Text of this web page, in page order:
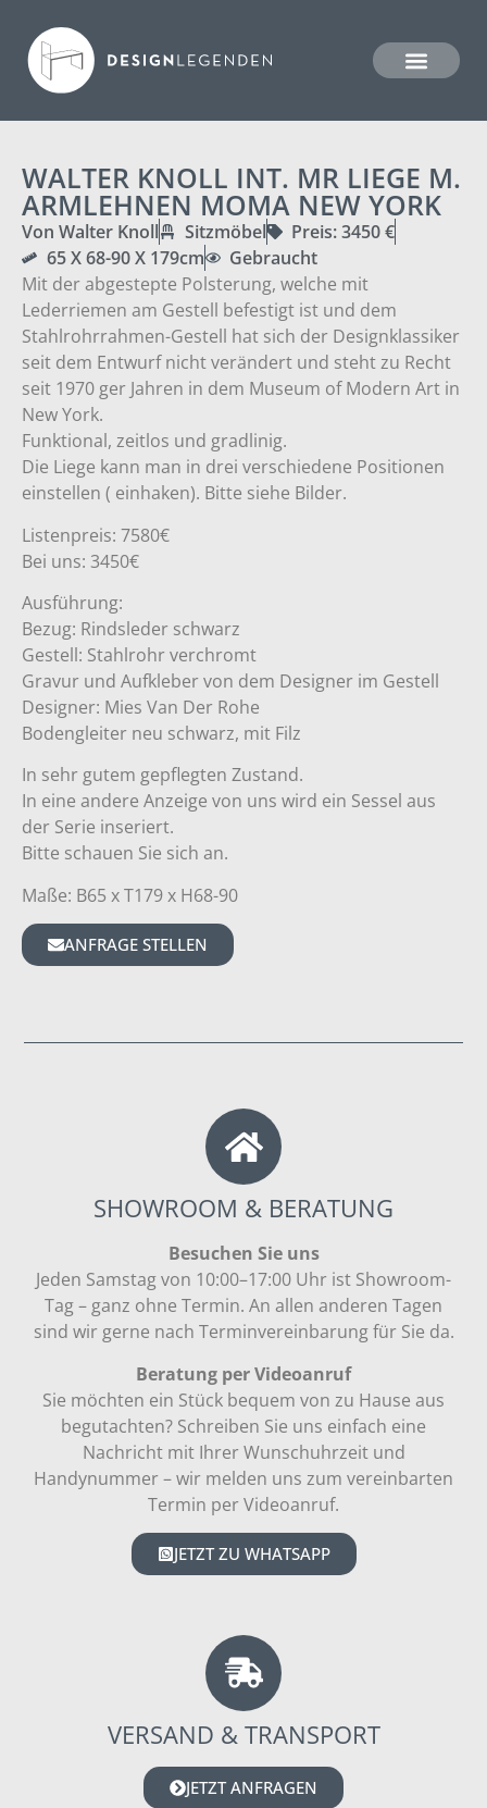
WALTER KNOLL INT. MR LIEGE M.
ARMLEHNEN MOMA NEW YORK
Von Walter Knoll Sitzmöbel
Preis: 3450 €
65 X 68-90 X 179cm
Gebraucht
Mit der abgestepte Polsterung, welche mit
Lederriemen am Gestell befestigt ist und dem
Stahlrohrrahmen-Gestell hat sich der Designklassiker
seit dem Entwurf nicht verändert und steht zu Recht
seit 1970 ger Jahren in dem Museum of Modern Art in
New York.
Funktional, zeitlos und gradlinig.
Die Liege kann man in drei verschiedene Positionen
einstellen ( einhaken). Bitte siehe Bilder.
Listenpreis: 7580€
Bei uns: 3450€
Ausführung:
Bezug: Rindsleder schwarz
Gestell: Stahlrohr verchromt
Gravur und Aufkleber von dem Designer im Gestell
Designer: Mies Van Der Rohe
Bodengleiter neu schwarz, mit Filz
In sehr gutem gepflegten Zustand.
In eine andere Anzeige von uns wird ein Sessel aus
der Serie inseriert.
Bitte schauen Sie sich an.
Maße: B65 x T179 x H68-90
ANFRAGE STELLEN
SHOWROOM & BERATUNG
Besuchen Sie uns
Jeden Samstag von 10:00–17:00 Uhr ist Showroom-
Tag – ganz ohne Termin. An allen anderen Tagen
sind wir gerne nach Terminvereinbarung für Sie da.
Beratung per Videoanruf
Sie möchten ein Stück bequem von zu Hause aus
begutachten? Schreiben Sie uns einfach eine
Nachricht mit Ihrer Wunschuhrzeit und
Handynummer – wir melden uns zum vereinbarten
Termin per Videoanruf.
JETZT ZU WHATSAPP
VERSAND & TRANSPORT
JETZT ANFRAGEN